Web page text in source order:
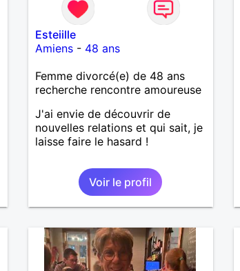
Esteiille
Amiens- 48 ans
Femme divorcé(e) de 48 ans
recherche rencontre amoureuse
J'ai envie de découvrir de
nouvelles relations et qui sait, je
laisse faire le hasard !
Voir le profil